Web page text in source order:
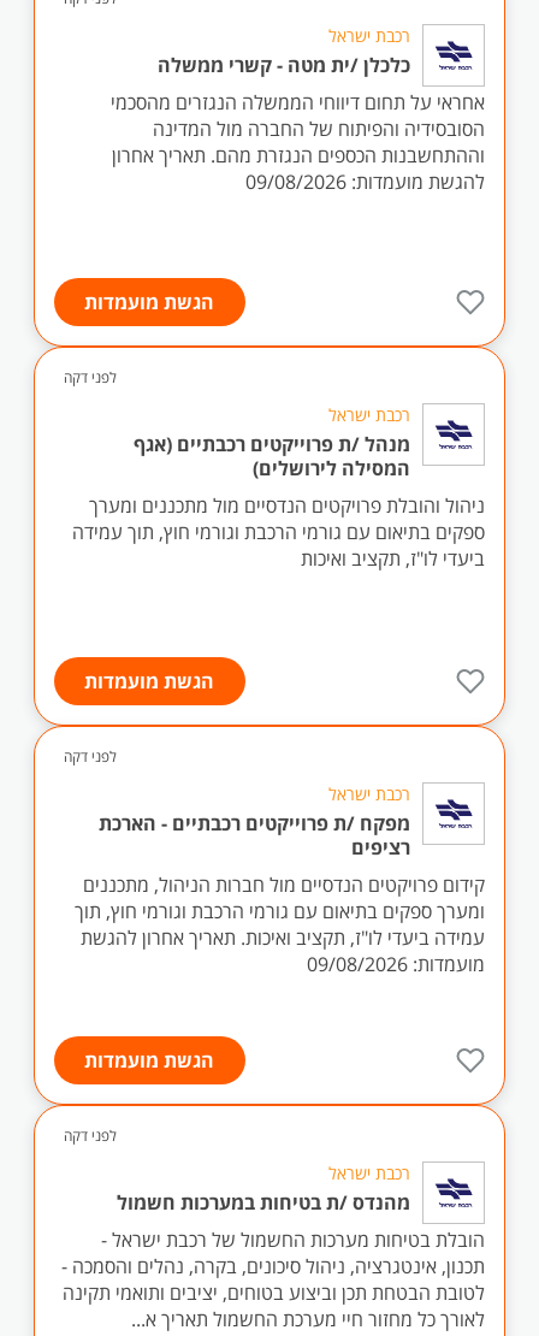
רכבת ישראל
כלכלן /ית מטה - קשרי ממשלה
אחראי על תחום דיווחי הממשלה הנגזרים מהסכמי
הסובסידיה והפיתוח של החברה מול המדינה
וההתחשבנות הכספים הנגזרת מהם. תאריך אחרון
להגשת מועמדות: 09/08/2026
הגשת מועמדות
לפני דקה
רכבת ישראל
מנהל /ת פרוייקטים רכבתיים (אגף
המסילה לירושלים)
ניהול והובלת פרויקטים הנדסיים מול מתכננים ומערך
ספקים בתיאום עם גורמי הרכבת וגורמי חוץ, תוך עמידה
ביעדי לו"ז, תקציב ואיכות
הגשת מועמדות
לפני דקה
רכבת ישראל
מפקח /ת פרוייקטים רכבתיים - הארכת
רציפים
קידום פרויקטים הנדסיים מול חברות הניהול, מתכננים
ומערך ספקים בתיאום עם גורמי הרכבת וגורמי חוץ, תוך
עמידה ביעדי לו"ז, תקציב ואיכות. תאריך אחרון להגשת
מועמדות: 09/08/2026
הגשת מועמדות
לפני דקה
רכבת ישראל
מהנדס /ת בטיחות במערכות חשמול
הובלת בטיחות מערכות החשמול של רכבת ישראל -
תכנון, אינטגרציה, ניהול סיכונים, בקרה, נהלים והסמכה -
לטובת הבטחת תכן וביצוע בטוחים, יציבים ותואמי תקינה
לאורך כל מחזור חיי מערכת החשמול תאריך א...